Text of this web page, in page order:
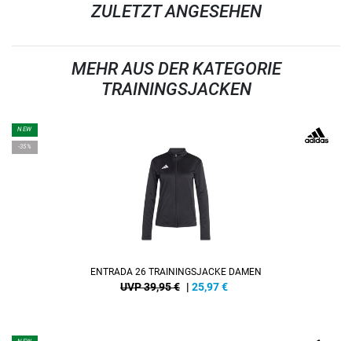
ZULETZT ANGESEHEN
MEHR AUS DER KATEGORIE
TRAININGSJACKEN
NEW
-35%
ENTRADA 26 TRAININGSJACKE DAMEN
UVP 39,95 € | 25,97€